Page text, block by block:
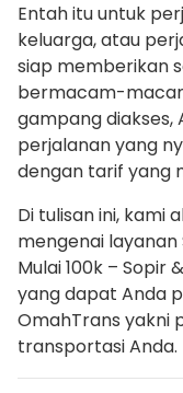
Entah itu untuk
keluarga, atau
siap memberikan
bermacam-
gampang
perjalanan yang
dengan tarif yang
Di tulisan ini, kami
mengenai layanan
Mulai 100k – Sopir
yang dapat Anda
OmahTrans yakni
transportasi Anda.